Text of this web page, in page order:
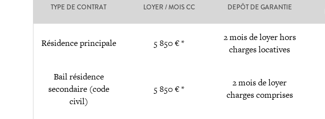
TYPE DE CONTRAT LOYER / MOIS CC DEPÔT DE GARANTIE
Résidence principale 5 850 € *
2 mois de loyer hors
charges locatives
Bail résidence
secondaire (code
civil)
5 850 € *
2 mois de loyer
charges comprises